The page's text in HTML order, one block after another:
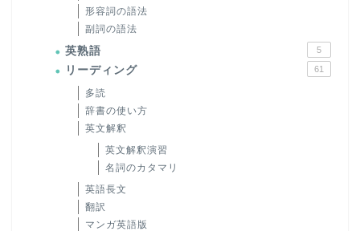
形容詞の語法
副詞の語法
英熟語 5
リーディング 61
多読
辞書の使い方
英文解釈
英文解釈演習
名詞のカタマリ
英語長文
翻訳
マンガ英語版